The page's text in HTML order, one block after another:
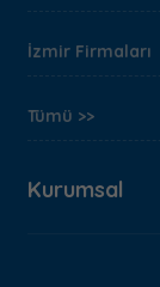
İzmir Firmaları
Tümü >>
Kurumsal